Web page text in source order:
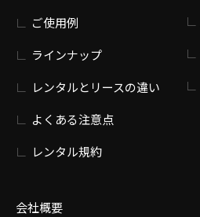
ご使用例
ラインナップ
レンタルとリースの違い
よくある注意点
レンタル規約
会社概要